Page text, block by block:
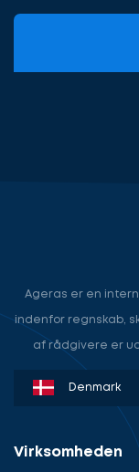
Ageras er en
indenfor regnskab,
af rådgivere er
Denmark
Sweden
Norway
Netherlands
Germany
USA
Virksomheden
komme
os
tale
om
dit
behov